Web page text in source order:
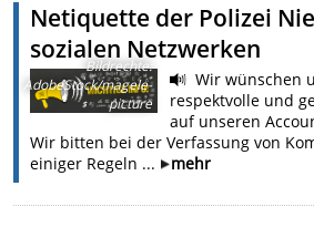
Netiquette der Polizei
sozialen Netzwerken
Bildrechte:
AdobeStock/magele-
picture
Wir wünschen
respektvolle und
auf unseren
Wir bitten bei der Verfassung von
einiger Regeln ...
mehr